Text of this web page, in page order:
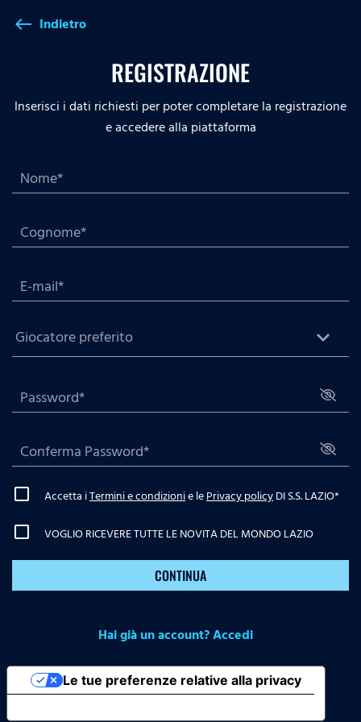
west Indietro
REGISTRAZIONE
Inserisci i dati richiesti per poter completare la registrazione
e accedere alla piattaforma
Accetta iTermini e condizionie lePrivacy policyDI S.S. LAZIO*
VOGLIO RICEVERE TUTTE LE NOVITA DEL MONDO LAZIO
CONTINUA
Hai già un account? Accedi
Le tue preferenze relative alla privacy